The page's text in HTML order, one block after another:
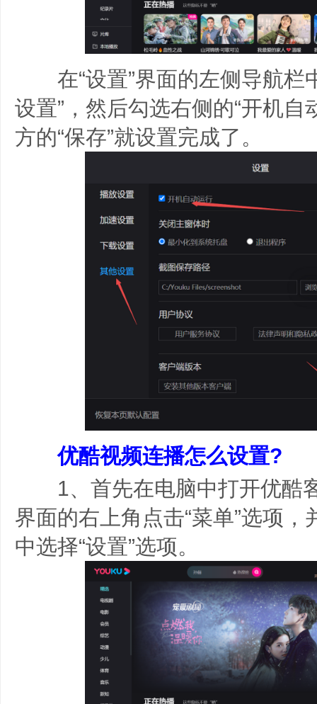
在“设置”界面的左侧导航栏
设置”，然后勾选右侧的“开机自
方的“保存”就设置完成了。
优酷视频连播怎么设置?
1、首先在电脑中打开优酷
界面的右上角点击“菜单”选项
中选择“设置”选项。